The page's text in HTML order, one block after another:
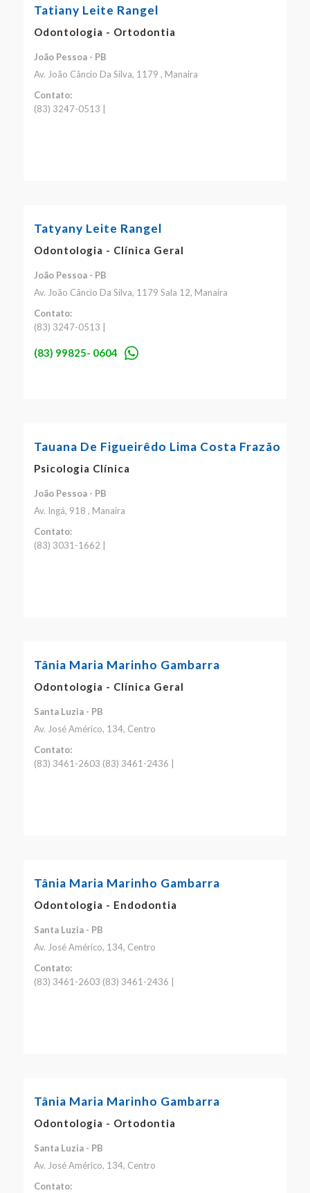
Tatiany Leite Rangel
Odontologia - Ortodontia
João Pessoa - PB
Av. João Câncio Da Silva, 1179 , Manaira
Contato:
(83) 3247-0513 |
Tatyany Leite Rangel
Odontologia - Clínica Geral
João Pessoa - PB
Av. João Câncio Da Silva, 1179 Sala 12, Manaira
Contato:
(83) 3247-0513 |
(83) 99825- 0604
Tauana De Figueirêdo Lima Costa Frazão
Psicologia Clínica
João Pessoa - PB
Av. Ingá, 918 , Manaira
Contato:
(83) 3031-1662 |
Tânia Maria Marinho Gambarra
Odontologia - Clínica Geral
Santa Luzia - PB
Av. José Américo, 134, Centro
Contato:
(83) 3461-2603 (83) 3461-2436 |
Tânia Maria Marinho Gambarra
Odontologia - Endodontia
Santa Luzia - PB
Av. José Américo, 134, Centro
Contato:
(83) 3461-2603 (83) 3461-2436 |
Tânia Maria Marinho Gambarra
Odontologia - Ortodontia
Santa Luzia - PB
Av. José Américo, 134, Centro
Contato: